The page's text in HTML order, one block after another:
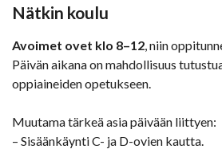
Nätkin koulu
Avoimet ovet klo 8–12, niin
Päivän aikana on mahdollisuus
oppiaineiden opetukseen.
Muutama tärkeä asia päivään liittyen:
– Sisäänkäynti C- ja D-ovien kautta.